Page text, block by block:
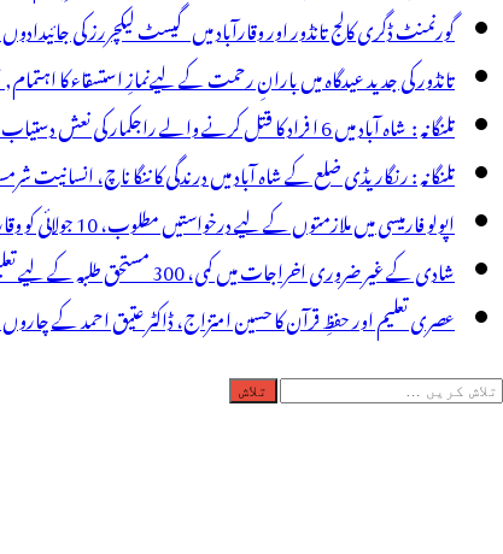
سی
فیصلہ
گورنمنٹ ڈگری کالج تانڈور اور وقارآباد میں گیسٹ لیکچررز کی
تانڈور کی جدید عیدگاہ میں بارانِ رحمت کے لیےنمازِ استسقاء کا
تلنگانہ : شاہ آباد میں 6 ا فراد کا قتل کرنے والے راجکمار کی نعش دستیاب، خودکشی کا شبہ ! نعش کے ساتھ زہر کی بوتل پائی گئی
تلنگانہ : رنگاریڈی ضلع کے شاہ آباد میں درندگی کا ننگا ناچ، انسانیت شرمسار ، پو کسو کیس کے ملزم
اپولو فارمیسی میں ملازمتوں کے لیے درخواستیں مطلوب، 10 جولائی کو وقارآباد میں جاب میلہ، بیروزگار نوجوان استفادہ کریں
شادی کے غیر ضروری اخراجات میں کمی، 300 مستحق طلبہ کے لیے تعلیمی امداد، عبدالمقیت چندا کا مثالی اقدام
عصری تعلیم اور حفظِ قرآن کا حسین امتزاج، ڈاکٹر عتیق احمد کے
تلاش